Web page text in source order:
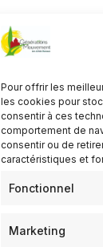
Pour offrir les
les cookies pour
consentir à ces
comportement de
consentir ou de
caractéristiques et
Fonctionnel
Marketing